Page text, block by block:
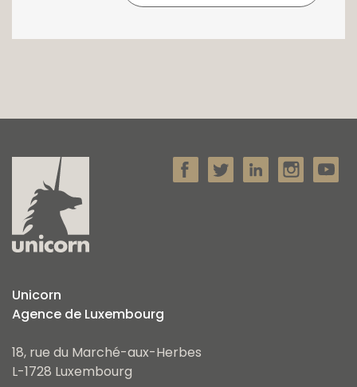
Unicorn
Agence de Luxembourg
18, rue du Marché-aux-Herbes
L-1728 Luxembourg